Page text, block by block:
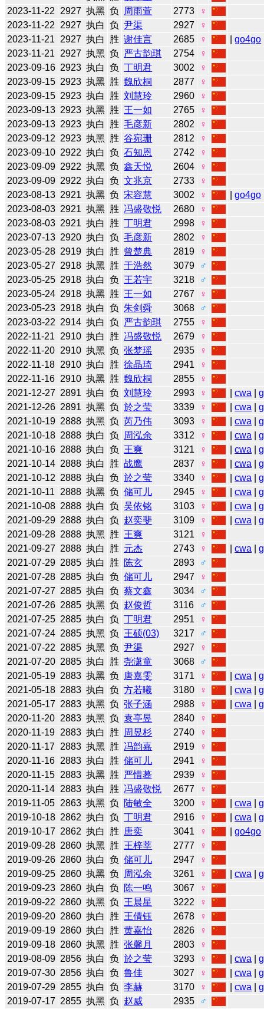
2023-11-22
2927 执黑 负 周雨萱 2773
♀
2023-11-22
2927 执白 负 尹渠 2927
♀
2023-11-21
2927 执白 胜 谢佳言 2685 ♀ |go4go
2023-11-21
2927 执黑 负 严古韵琪 2754
♀
2023-09-16 2923 执白 负 丁明君 3002
♀
2023-09-15 2923 执黑 胜 魏欣桐 2877
♀
2023-09-15 2923 执白 胜 刘慧玲 2960
♀
2023-09-13 2923 执黑 胜 王一如 2765
♀
2023-09-13 2923 执白 胜 毛彦新 2802
♀
2023-09-12 2923 执黑 胜 谷宛珊 2812
♀
2023-09-10 2922 执白 负 石知恩 2742
♀
2023-09-09 2922 执黑 负 鑫天悦 2604
♀
2023-09-09 2922 执白 负 文兆京 2733
♀
2023-08-13 2921 执黑 负 宋容慧 3002 ♀ |go4go
2023-08-03 2921 执黑 胜 冯盛敬悦 2680
♀
2023-08-03 2921 执白 胜 丁明君 2998
♀
2023-07-13 2920 执白 负 毛彦新 2802
♀
2023-05-28 2919 执白 胜 曾楚典 2819
♀
2023-05-27 2918 执黑 胜 于浩然 3079
♂
2023-05-25 2918 执白 负 王若宇 3218
♂
2023-05-24 2918 执黑 胜 王一如 2767
♀
2023-05-23 2918 执白 负 朱剑舜 3068
♂
2023-03-22 2914 执白 负 严古韵琪 2755
♀
2022-11-21
2910 执白 胜 冯盛敬悦 2679
♀
2022-11-20 2910 执黑 负 张梦瑶 2935
♀
2022-11-18 2910 执白 胜 徐晶琦 2941
♀
2022-11-16 2910 执黑 胜 魏欣桐 2855
♀
2021-12-27 2891 执白 负 刘慧玲 2993 ♀ |cwa |
2021-12-26 2891 执黑 负 於之莹 3339 ♀ |cwa |
2021-10-19 2888 执黑 负 芮乃伟 3093 ♀ |cwa |
2021-10-18 2888 执白 负 周泓余 3312 ♀ |cwa |
2021-10-16 2888 执白 负 王爽 3121 ♀ |cwa |
2021-10-14 2888 执白 胜 战鹰 2837 ♀ |cwa |
2021-10-12 2888 执白 负 於之莹 3340 ♀ |cwa |
2021-10-11
2888 执黑 负 储可儿 2945 ♀ |cwa |
2021-10-08 2888 执白 负 吴依铭 3103 ♀ |cwa |
2021-09-29 2888 执白 负 赵奕斐 3109 ♀ |cwa |
2021-09-28 2888 执黑 胜 王爽 3121
♀
2021-09-27 2888 执白 胜 元杰 2743 ♀ |cwa |
2021-07-29 2885 执白 胜 陈玄 2893
♂
2021-07-28 2885 执白 负 储可儿 2947
♀
2021-07-27 2885 执白 负 蔡文鑫 3034
♂
2021-07-26 2885 执黑 负 赵俊哲 3116
♂
2021-07-25 2885 执白 负 丁明君 2951
♀
2021-07-24 2885 执黑 负 王硕(03) 3217
♂
2021-07-22 2885 执黑 负 尹渠 2927
♀
2021-07-20 2885 执白 胜 尧潇童 3068
♂
2021-05-19 2883 执黑 负 唐嘉雯 3171 ♀ |cwa |
2021-05-18 2883 执白 负 方若曦 3180 ♀ |cwa |
2021-05-17 2883 执黑 负 张子涵 2988 ♀ |cwa |
2020-11-20 2883 执黑 负 袁亭昱 2840
♀
2020-11-19 2883 执白 胜 周昱杉 2740
♀
2020-11-17
2883 执黑 胜 冯韵嘉 2919
♀
2020-11-16 2883 执白 胜 储可儿 2941
♀
2020-11-15 2883 执黑 胜 严惜蓦 2939
♀
2020-11-14 2883 执白 胜 冯盛敬悦 2677
♀
2019-11-05 2863 执黑 负 陆敏全 3200 ♀ |cwa |
2019-10-18 2862 执白 负 丁明君 2916 ♀ |cwa |
2019-10-17 2862 执白 胜 唐奕 3041 ♀ |go4go
2019-09-28 2860 执黑 胜 王梓莘 2777
♀
2019-09-26 2860 执白 负 储可儿 2947
♀
2019-09-25 2860 执黑 负 周泓余 3261 ♀ |cwa |
2019-09-23 2860 执白 负 陈一鸣 3067
♀
2019-09-22 2860 执黑 负 王晨星 3222
♀
2019-09-20 2860 执白 胜 王倩钰 2678
♀
2019-09-19 2860 执白 胜 黄嘉怡 2826
♀
2019-09-18 2860 执黑 胜 张馨月 2803
♀
2019-08-09 2856 执白 负 於之莹 3293 ♀ |cwa |
2019-07-30 2856 执白 负 鲁佳 3027 ♀ |cwa |
2019-07-29 2855 执白 负 李赫 3170 ♀ |cwa |
2019-07-17 2855 执黑 负 赵威 2935
♂